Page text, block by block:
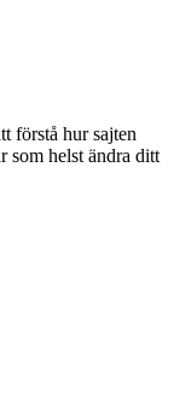
förstå hur sajten
som helst ändra ditt